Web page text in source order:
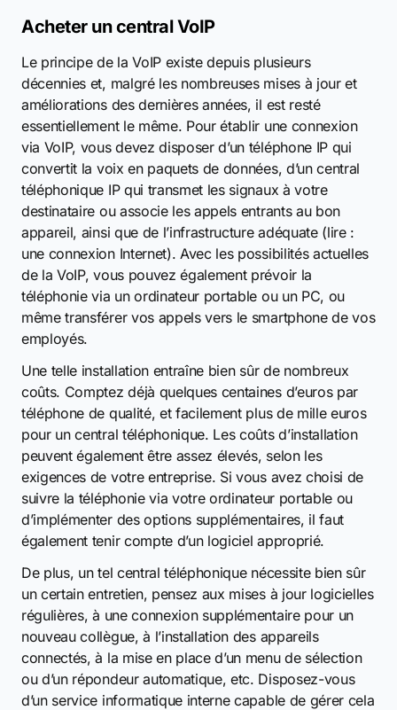
Acheter un central VoIP
Le principe de la VoIP existe depuis plusieurs
décennies et, malgré les nombreuses mises à jour et
améliorations des dernières années, il est resté
essentiellement le même. Pour établir une connexion
via VoIP, vous devez disposer d’un téléphone IP qui
convertit la voix en paquets de données, d’un central
téléphonique IP qui transmet les signaux à votre
destinataire ou associe les appels entrants au bon
appareil, ainsi que de l’infrastructure adéquate (lire :
une connexion Internet). Avec les possibilités actuelles
de la VoIP, vous pouvez également prévoir la
téléphonie via un ordinateur portable ou un PC, ou
même transférer vos appels vers le smartphone de vos
employés.
Une telle installation entraîne bien sûr de nombreux
coûts. Comptez déjà quelques centaines d’euros par
téléphone de qualité, et facilement plus de mille euros
pour un central téléphonique. Les coûts d’installation
peuvent également être assez élevés, selon les
exigences de votre entreprise. Si vous avez choisi de
suivre la téléphonie via votre ordinateur portable ou
d’implémenter des options supplémentaires, il faut
également tenir compte d’un logiciel approprié.
De plus, un tel central téléphonique nécessite bien sûr
un certain entretien, pensez aux mises à jour logicielles
régulières, à une connexion supplémentaire pour un
nouveau collègue, à l’installation des appareils
connectés, à la mise en place d’un menu de sélection
ou d’un répondeur automatique, etc. Disposez-vous
d’un service informatique interne capable de gérer cela